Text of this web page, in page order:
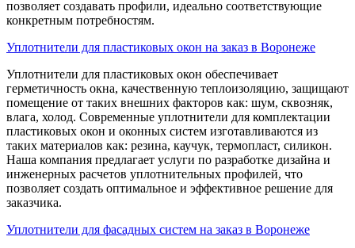
позволяет создавать профили, идеально соответствующие
конкретным потребностям.
Уплотнители для пластиковых окон на заказ в Воронеже
Уплотнители для пластиковых окон обеспечивает
герметичность окна, качественную теплоизоляцию, защищают
помещение от таких внешних факторов как: шум, сквозняк,
влага, холод. Современные уплотнители для комплектации
пластиковых окон и оконных систем изготавливаются из
таких материалов как: резина, каучук, термопласт, силикон.
Наша компания предлагает услуги по разработке дизайна и
инженерных расчетов уплотнительных профилей, что
позволяет создать оптимальное и эффективное решение для
заказчика.
Уплотнители для фасадных систем на заказ в Воронеже